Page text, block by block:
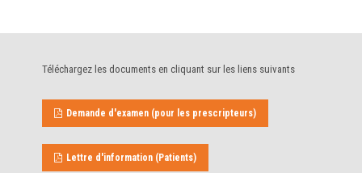
Téléchargez les documents en cliquant sur les liens suivants
Demande d'examen (pour les prescripteurs)
Lettre d'information (Patients)